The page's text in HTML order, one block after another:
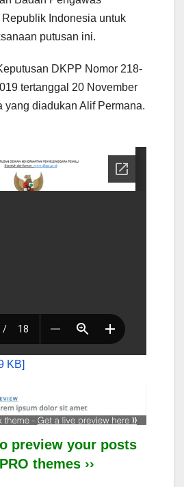
Indonesia untuk
putusan ini.
DKPP Nomor 218-
tertanggal 20 November
yang diadukan Alif Permana.
KB]
preview your posts
themes ››